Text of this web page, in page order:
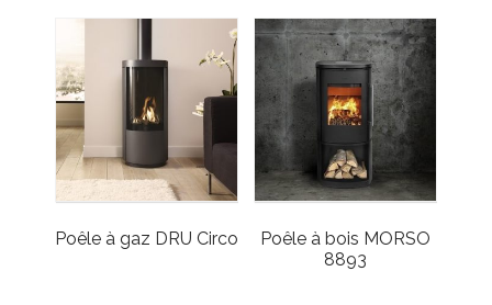
Poêle à gaz DRU Circo
Poêle à bois MORSO
8893